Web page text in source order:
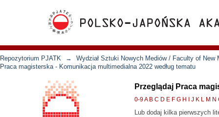
Repozytorium PJATK →
Wydział Sztuki Nowych Mediów / Faculty of New
Praca magisterska - Komunikacja multimedialna 2022 według tematu
Przeglądaj Praca
0-9A B C D E F G H J K L M N
Lub dodaj kilka pierwszych